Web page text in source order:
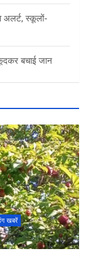
अलर्ट, स्कूलों-
बचाई जान
खबरें